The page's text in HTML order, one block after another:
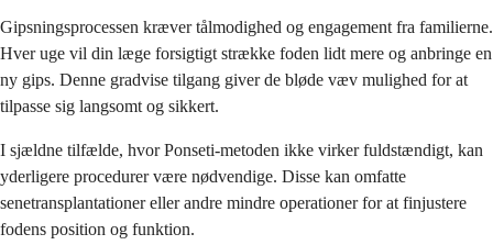
Gipsningsprocessen kræver tålmodighed og engagement fra familierne.
Hver uge vil din læge forsigtigt strække foden lidt mere og anbringe en
ny gips. Denne gradvise tilgang giver de bløde væv mulighed for at
tilpasse sig langsomt og sikkert.
I sjældne tilfælde, hvor Ponseti-metoden ikke virker fuldstændigt, kan
yderligere procedurer være nødvendige. Disse kan omfatte
senetransplantationer eller andre mindre operationer for at finjustere
fodens position og funktion.